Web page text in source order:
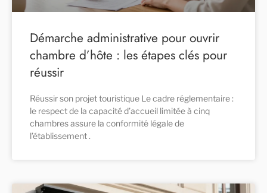
Démarche administrative pour ouvrir
chambre d’hôte : les étapes clés pour
réussir
Réussir son projet touristique Le cadre réglementaire :
le respect de la capacité d’accueil limitée à cinq
chambres assure la conformité légale de
l’établissement .